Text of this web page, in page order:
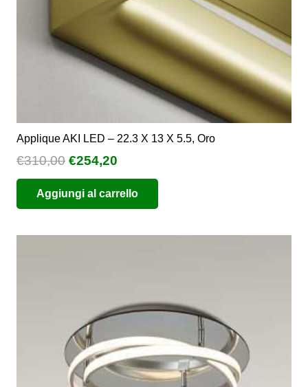
Applique AKI LED – 22.3 X 13 X 5.5, Oro
€310,00 Il
prezzo
originale
era:
€254,20
prezzo
attuale
è:
Aggiungi al carrello